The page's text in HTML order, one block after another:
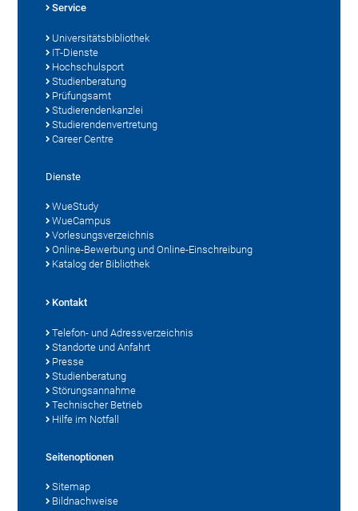
Service
Universitätsbibliothek
IT-Dienste
Hochschulsport
Studienberatung
Prüfungsamt
Studierendenkanzlei
Studierendenvertretung
Career Centre
Dienste
WueStudy
WueCampus
Vorlesungsverzeichnis
Online-Bewerbung und Online-Einschreibung
Katalog der Bibliothek
Kontakt
Telefon- und Adressverzeichnis
Standorte und Anfahrt
Presse
Studienberatung
Störungsannahme
Technischer Betrieb
Hilfe im Notfall
Seitenoptionen
Sitemap
Bildnachweise